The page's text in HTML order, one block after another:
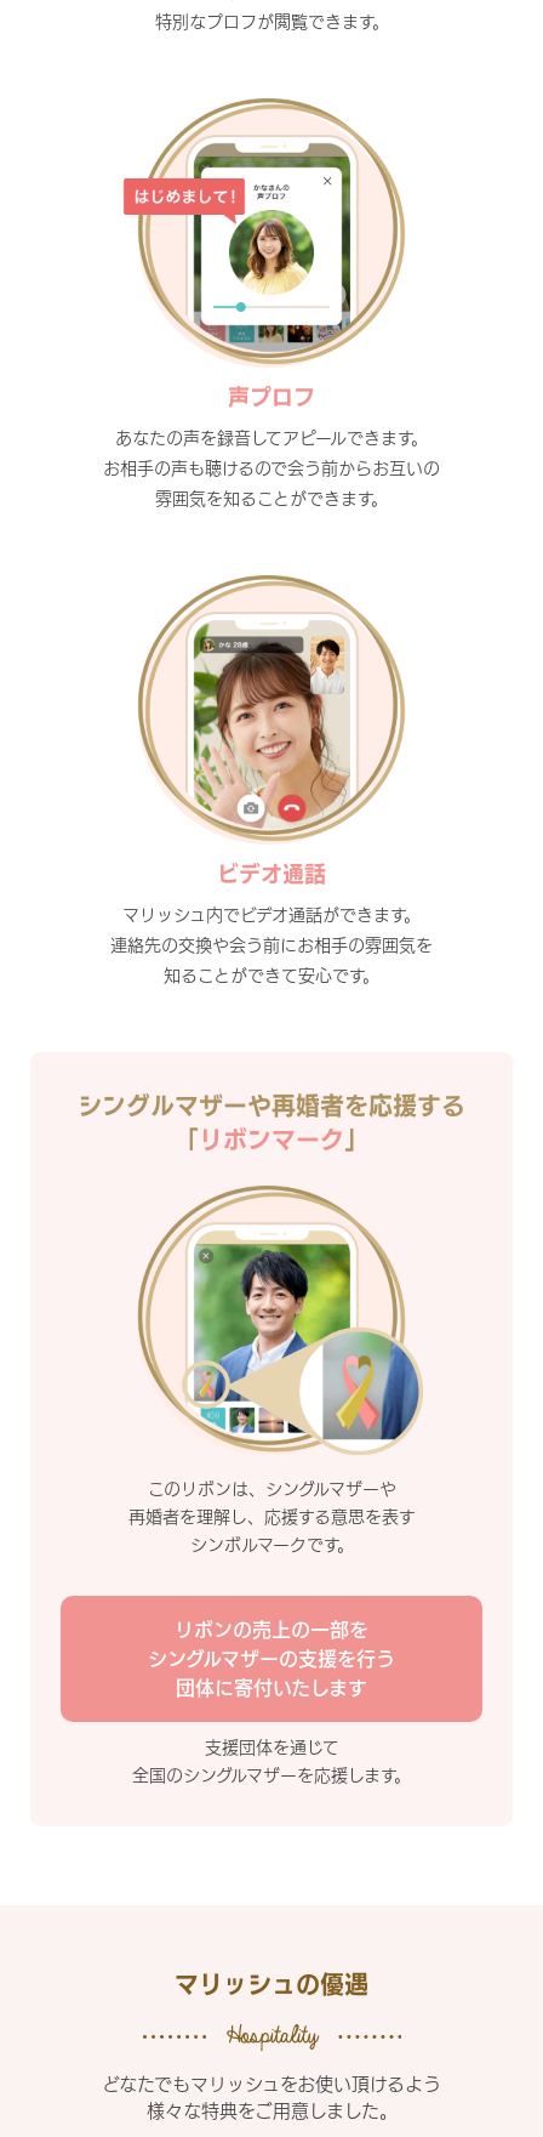
特別なプロフが閲覧できます。
声プロフ
あなたの声を録音してアピールできます。
お相手の声も聴けるので会う前からお互いの
雰囲気を知ることができます。
ビデオ通話
マリッシュ内でビデオ通話ができます。
連絡先の交換や会う前にお相手の雰囲気を
知ることができて安心です。
シングルマザーや再婚者を応援する
リボンマーク
このリボンは、シングルマザーや
再婚者を理解し、応援する意思を表す
シンボルマークです。
リボンの売上の一部を
シングルマザーの支援を行う
団体に寄付いたします
支援団体を通じて
全国のシングルマザーを応援します。
マリッシュの優遇
どなたでもマリッシュをお使い頂けるよう
様々な特典をご用意しました。